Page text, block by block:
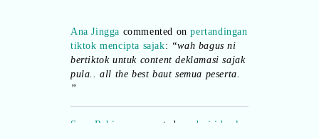
tiktok mencipta sajak:“wah bagus ni
bertiktok untuk content deklamasi sajak
pula.. all the best baut semua peserta.
”
Syaz Rahimcommented ondari idea ke
realiti mencipta permainan
“Selain